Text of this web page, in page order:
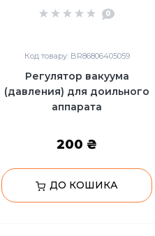
0
Код товару: BR86806405059
Регулятор вакуума
(давления) для доильного
аппарата
200 ₴
ДО КОШИКА